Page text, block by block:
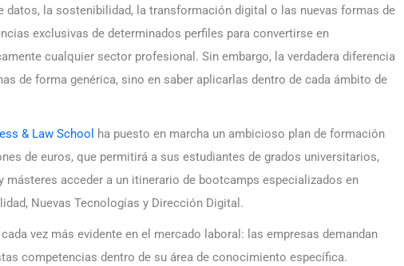
datos, la sostenibilidad, la transformación digital o las nuevas formas de
exclusivas de determinados perfiles para convertirse en
cualquier sector profesional. Sin embargo, la verdadera diferencia
de forma genérica, sino en saber aplicarlas dentro de cada ámbito de
& Law School
ha puesto en marcha un ambicioso plan de formación
de euros, que permitirá a sus estudiantes de grados universitarios,
acceder a un itinerario de bootcamps especializados en
Nuevas Tecnologías y Dirección Digital.
vez más evidente en el mercado laboral: las empresas demandan
competencias dentro de su área de conocimiento específica.